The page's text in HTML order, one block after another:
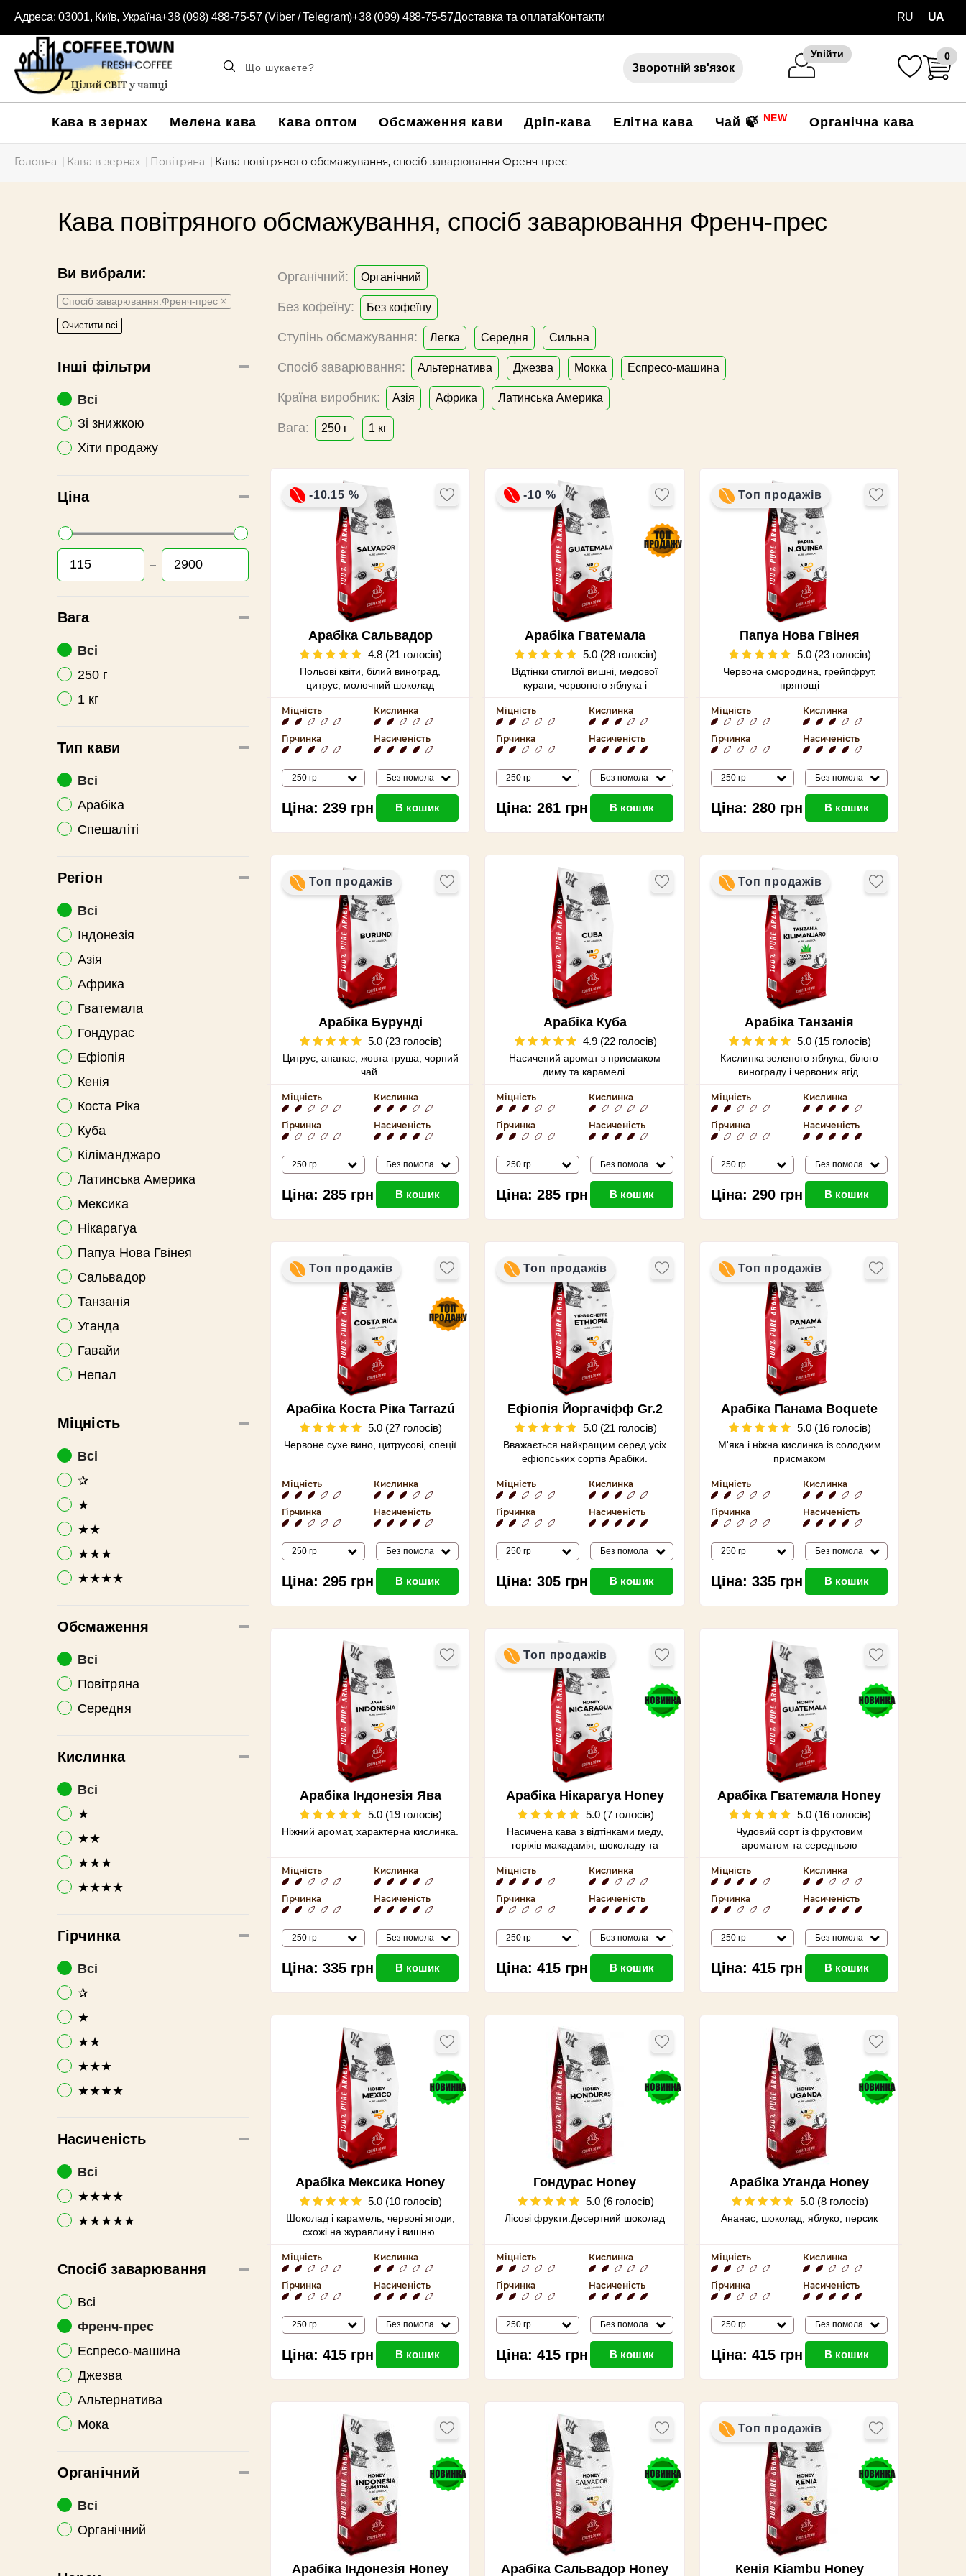
Адреса: 03001, Київ, Україна+38 (098) 488-75-57 (Viber / Telegram)+38 (099) 488-75-57Доставка та оплатаКонтакти RU UA
Зворотній зв'язок
Увійти 0
Кава в зернах Мелена кава Кава оптом Обсмаження кави Дріп-кава Елітна кава Чай 🍃 NEW Органічна кава
Головна Кава в зернах Повітряна Кава повітряного обсмажування, cпосіб заварювання Френч-прес
Кава повітряного обсмажування, cпосіб заварювання Френч-прес
Ви вибрали:
Cпосіб заварювання:Френч-прес
Очистити всі
Інші фільтри
Всі
Зі знижкою
Хіти продажу
Ціна
Вага
Всі
250 г
1 кг
Тип кави
Всі
Арабіка
Спешаліті
Регіон
Всі
Індонезія
Азія
Африка
Гватемала
Гондурас
Ефіопія
Кенія
Коста Ріка
Куба
Кіліманджаро
Латинська Америка
Мексика
Нікарагуа
Папуа Нова Гвінея
Сальвадор
Танзанія
Уганда
Гавайи
Непал
Міцність
Всі
✰
★
★★
★★★
★★★★
Обсмаження
Всі
Повітряна
Середня
Кислинка
Всі
★
★★
★★★
★★★★
Гірчинка
Всі
✰
★
★★
★★★
★★★★
Насиченість
Всі
★★★★
★★★★★
Cпосіб заварювання
Всі
Френч-прес
Еспресо-машина
Джезва
Альтернатива
Мока
Органічний
Всі
Органічний
Органічний: Органічний
Без кофеїну: Без кофеїну
Ступінь обсмажування: Легка Середня Сильна
Спосіб заварювання: Альтернатива Джезва Мокка Еспресо-машина
Країна виробник: Азія Африка Латинська Америка
Вага: 250 г 1 кг
-10.15 %
Арабіка Сальвадор
4.8 (21 голосів)
Польові квіти, білий виноград,
цитрус, молочний шоколад
Міцність Кислинка
Гірчинка Насиченість
250 гр Без помола
Ціна: 239 грн В кошик
-10 %
Арабіка Гватемала
Huehuetenango Las
Amapolas
5.0 (28 голосів)
Відтінки стиглої вишні, медової
кураги, червоного яблука і
Міцність Кислинка
Гірчинка Насиченість
250 гр Без помола
Ціна: 261 грн В кошик
Топ продажів
Папуа Нова Гвінея
5.0 (23 голосів)
Червона смородина, грейпфрут,
прянощі
Міцність Кислинка
Гірчинка Насиченість
250 гр Без помола
Ціна: 280 грн В кошик
Топ продажів
Арабіка Бурунді
5.0 (23 голосів)
Цитрус, ананас, жовта груша, чорний
чай.
Міцність Кислинка
Гірчинка Насиченість
250 гр Без помола
Ціна: 285 грн В кошик
Арабіка Куба
4.9 (22 голосів)
Насичений аромат з присмаком
диму та карамелі.
Міцність Кислинка
Гірчинка Насиченість
250 гр Без помола
Ціна: 285 грн В кошик
Топ продажів
Арабіка Танзанія
Кіліманджаро Органік
5.0 (15 голосів)
Кислинка зеленого яблука, білого
винограду і червоних ягід.
Міцність Кислинка
Гірчинка Насиченість
250 гр Без помола
Ціна: 290 грн В кошик
Топ продажів
Арабіка Коста Ріка Tarrazú
5.0 (27 голосів)
Червоне сухе вино, цитрусові, спеції
Міцність Кислинка
Гірчинка Насиченість
250 гр Без помола
Ціна: 295 грн В кошик
Топ продажів
Ефіопія Йоргачіфф Gr.2
5.0 (21 голосів)
Вважається найкращим серед усіх
ефіопських сортів Арабіки.
Міцність Кислинка
Гірчинка Насиченість
250 гр Без помола
Ціна: 305 грн В кошик
Топ продажів
Арабіка Панама Boquete
5.0 (16 голосів)
М'яка і ніжна кислинка із солодким
присмаком
Міцність Кислинка
Гірчинка Насиченість
250 гр Без помола
Ціна: 335 грн В кошик
Арабіка Індонезія Ява
5.0 (19 голосів)
Ніжний аромат, характерна кислинка.
Міцність Кислинка
Гірчинка Насиченість
250 гр Без помола
Ціна: 335 грн В кошик
Топ продажів
Арабіка Нiкарагуа Honey
5.0 (7 голосів)
Насичена кава з відтінками меду,
горіхів макадамія, шоколаду та
Міцність Кислинка
Гірчинка Насиченість
250 гр Без помола
Ціна: 415 грн В кошик
Арабіка Гватемала Honey
5.0 (16 голосів)
Чудовий сорт із фруктовим
ароматом та середньою
апельсин та шоколад.
Міцність Кислинка
Гірчинка Насиченість
250 гр Без помола
Ціна: 415 грн В кошик
Арабіка Мексика Honey
5.0 (10 голосів)
Шоколад і карамель, червоні ягоди,
схожі на журавлину і вишню.
Міцність Кислинка
Гірчинка Насиченість
250 гр Без помола
Ціна: 415 грн В кошик
Гондурас Honey
5.0 (6 голосів)
Лісові фрукти.Десертний шоколад
Міцність Кислинка
Гірчинка Насиченість
250 гр Без помола
Ціна: 415 грн В кошик
Арабіка Уганда Honey
5.0 (8 голосів)
Ананас, шоколад, яблуко, персик
Міцність Кислинка
Гірчинка Насиченість
250 гр Без помола
Ціна: 415 грн В кошик
Арабіка Індонезія Honey Арабіка Сальвадор Honey
Топ продажів
Кенія Kiambu Honey